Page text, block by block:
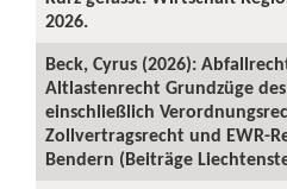
2026.
Beck, Cyrus (2026):
Altlastenrecht Grundzüge des
einschließlich
Zollvertragsrecht und EWR-
Bendern (Beiträge